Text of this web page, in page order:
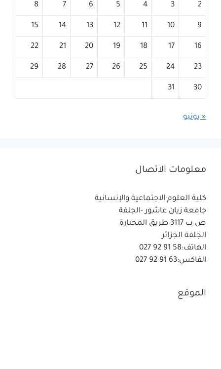
2
3
4
5
6
7
8
9
10
11
12
13
14
15
16
17
18
19
20
21
22
23
24
25
26
27
28
29
30
31
« يونيو
معلومات الاتصال
كلية العلوم الاجتماعية والإنسانية
جامعة زيان عاشور -الجلفة
ص ب 3117 طريق المجبارة
الجلفة الجزائر
الهاتف:58 91 92 027
الفاكس:63 91 92 027
الموقع